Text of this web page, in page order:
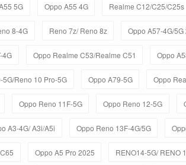
5G Oppo A55 4G Realme C12/C25/C25s
8-4G Reno 7z/ Reno 8z Oppo A57-4G/
4G Oppo Realme C53/Realme C51 Oppo
Reno 10 Pro-5G Oppo A79-5G Oppo
Oppo Reno 11F-5G Oppo Reno 12-5G
A3-4G/ A3i/A5i Oppo Reno 13F-4G/5G
Oppo A5 Pro 2025 RENO14-5G/ RENO